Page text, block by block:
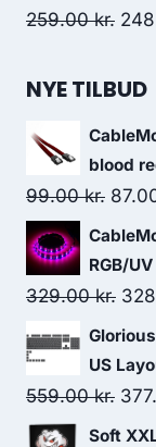
259.00kr.
was:
NYE TILBUD
blood
99.00kr.
price
was:
RGB/UV
329.00kr.
US
559.00kr.
price
Soft